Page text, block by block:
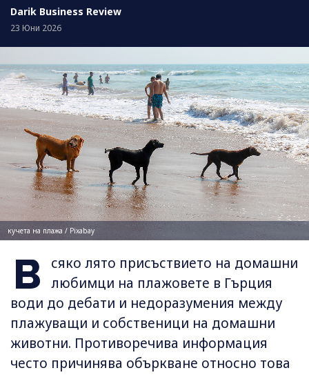
Darik Business Review
23 Юни 2026
кучета на плажа / Pixabay
В
сяко лято присъствието на домашни
любимци на плажовете в Гърция
води до дебати и недоразумения между
плажуващи и собственици на домашни
животни. Противоречива информация
често причинява объркване относно това